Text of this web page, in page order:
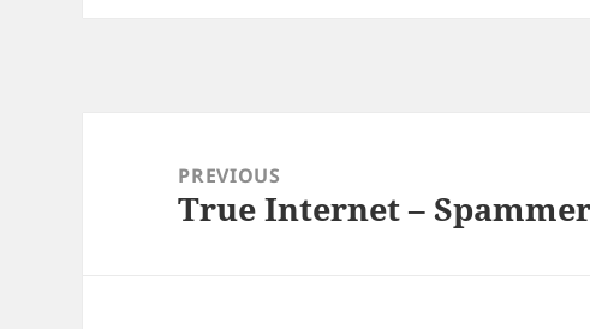
navigationPREVIOUS
Previous
True Internet –